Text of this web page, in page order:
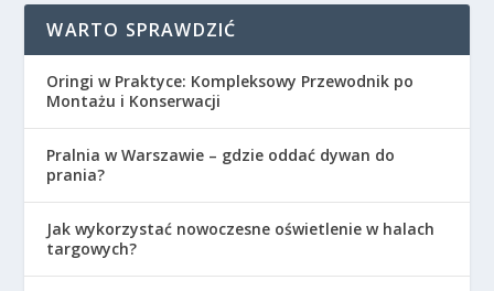
WARTO SPRAWDZIĆ
Oringi w Praktyce: Kompleksowy Przewodnik po
Montażu i Konserwacji
Pralnia w Warszawie – gdzie oddać dywan do
prania?
Jak wykorzystać nowoczesne oświetlenie w halach
targowych?